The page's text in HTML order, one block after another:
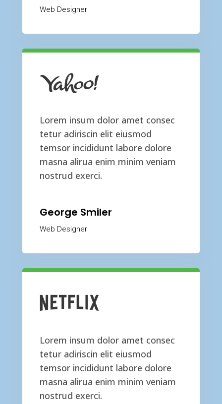
Web Designer
Lorem insum dolor amet consec
tetur adiriscin elit eiusmod
temsor incididunt labore dolore
masna alirua enim minim veniam
nostrud exerci.
George Smiler
Web Designer
Lorem insum dolor amet consec
tetur adiriscin elit eiusmod
temsor incididunt labore dolore
masna alirua enim minim veniam
nostrud exerci.